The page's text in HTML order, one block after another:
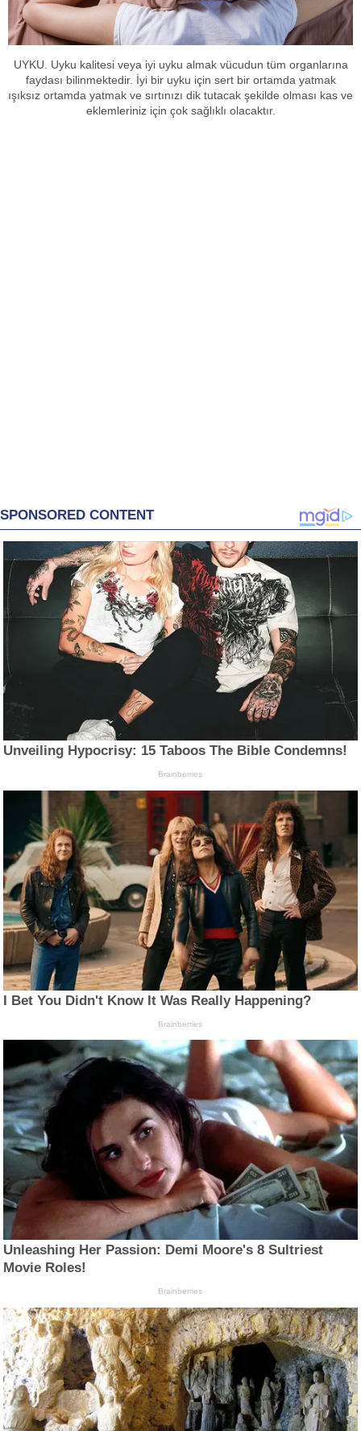
UYKU. Uyku kalitesi veya iyi uyku almak vücudun tüm organlarına
faydası bilinmektedir. İyi bir uyku için sert bir ortamda yatmak
ışıksız ortamda yatmak ve sırtınızı dik tutacak şekilde olması kas ve
eklemleriniz için çok sağlıklı olacaktır.